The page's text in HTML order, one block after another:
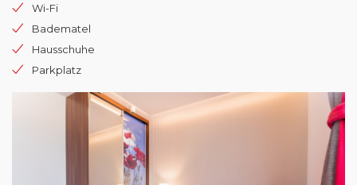
Wi-Fi
Badematel
Hausschuhe
Parkplatz